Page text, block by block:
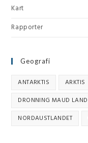
Kart
Rapporter
Geografi
ANTARKTIS ARKTIS
DRONNING MAUD LAND
NORDAUSTLANDET